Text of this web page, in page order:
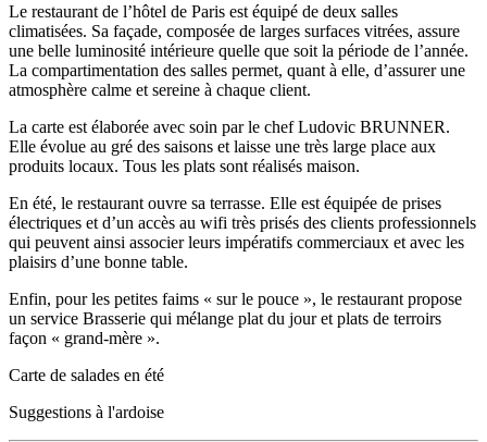
Le restaurant de l’hôtel de Paris est équipé de deux salles
climatisées. Sa façade, composée de larges surfaces vitrées, assure
une belle luminosité intérieure quelle que soit la période de l’année.
La compartimentation des salles permet, quant à elle, d’assurer une
atmosphère calme et sereine à chaque client.
La carte est élaborée avec soin par le chef Ludovic BRUNNER.
Elle évolue au gré des saisons et laisse une très large place aux
produits locaux. Tous les plats sont réalisés maison.
En été, le restaurant ouvre sa terrasse. Elle est équipée de prises
électriques et d’un accès au wifi très prisés des clients professionnels
qui peuvent ainsi associer leurs impératifs commerciaux et avec les
plaisirs d’une bonne table.
Enfin, pour les petites faims « sur le pouce », le restaurant propose
un service Brasserie qui mélange plat du jour et plats de terroirs
façon « grand-mère ».
Carte de salades en été
Suggestions à l'ardoise